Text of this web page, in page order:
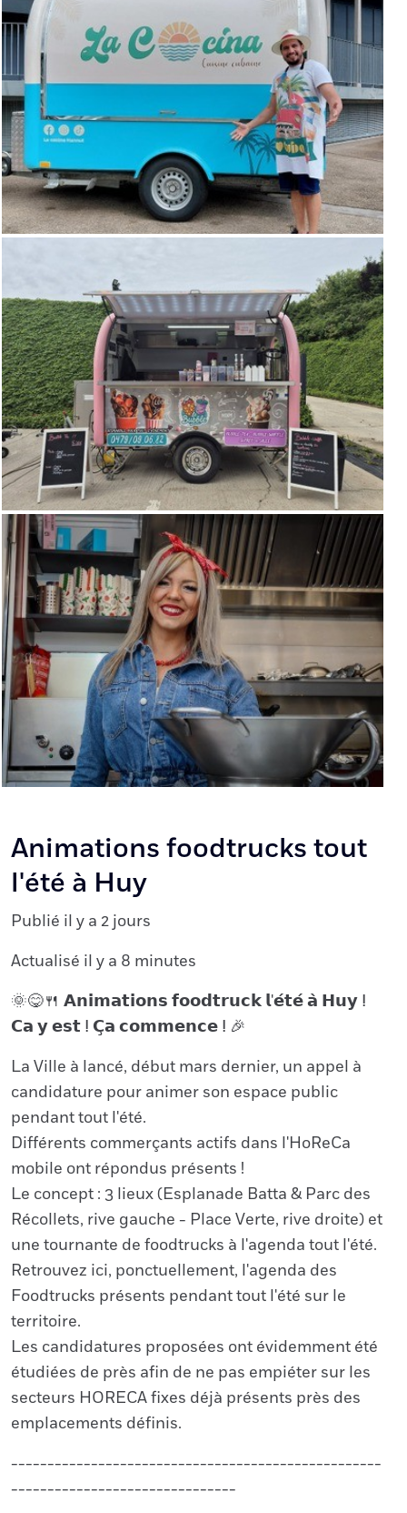
Animations foodtrucks tout
l'été à Huy
Publié il y a 2 jours
Actualisé il y a 8 minutes
🌞😋🍴 𝗔𝗻𝗶𝗺𝗮𝘁𝗶𝗼𝗻𝘀 𝗳𝗼𝗼𝗱𝘁𝗿𝘂𝗰𝗸 𝗹'𝗲́𝘁𝗲́ 𝗮̀ 𝗛𝘂𝘆 ⵑ
𝗖𝗮 𝘆 𝗲𝘀𝘁 ⵑ 𝗖̧𝗮 𝗰𝗼𝗺𝗺𝗲𝗻𝗰𝗲 ⵑ 🎉
La Ville à lancé, début mars dernier, un appel à
candidature pour animer son espace public
pendant tout l'été.
Différents commerçants actifs dans l'HoReCa
mobile ont répondus présents !
Le concept : 3 lieux (Esplanade Batta & Parc des
Récollets, rive gauche - Place Verte, rive droite) et
une tournante de foodtrucks à l'agenda tout l'été.
Retrouvez ici, ponctuellement, l'agenda des
Foodtrucks présents pendant tout l'été sur le
territoire.
Les candidatures proposées ont évidemment été
étudiées de près afin de ne pas empiéter sur les
secteurs HORECA fixes déjà présents près des
emplacements définis.
---------------------------------------------------
-------------------------------